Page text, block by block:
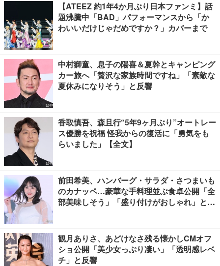
【ATEEZ 約1年4か月ぶり日本ファンミ】話
題沸騰中「BAD」パフォーマンスから「か
わいいだけじゃだめですか？」カバーまで
中村獅童、息子の陽喜＆夏幹とキャンピング
カー旅へ「贅沢な家族時間ですね」「素敵な
夏休みになりそう」と反響
香取慎吾、森且行“5年9ヶ月ぶり”オートレー
ス優勝を祝福 怪我からの復活に「勇気をも
らいました」【全文】
前田希美、ハンバーグ・サラダ・さつまいも
のカナッペ…豪華な手料理並ぶ食卓公開「全
部美味しそう」「盛り付けがおしゃれ」と絶
観月ありさ、あどけなさ残る懐かしCMオフ
ショ公開「美少女っぷり凄い」「透明感レベ
チ」と反響